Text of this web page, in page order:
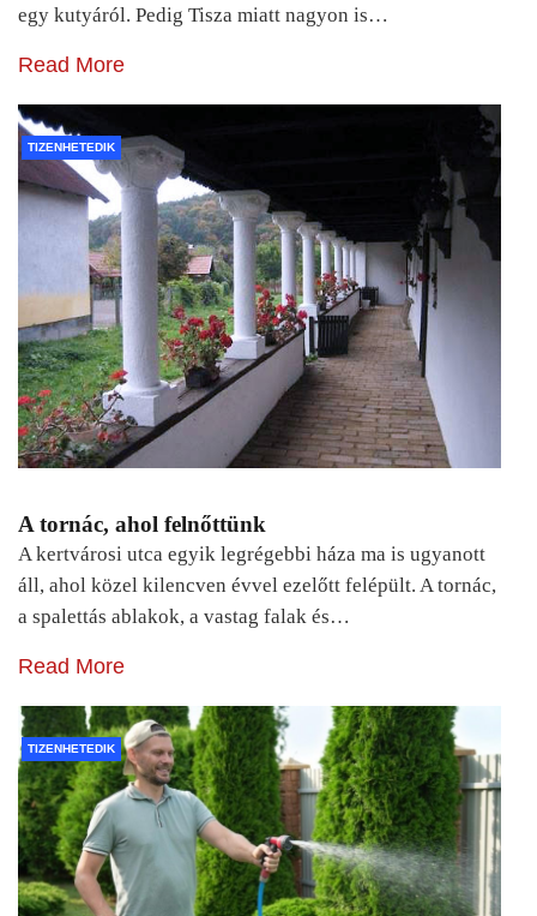
egy kutyáról. Pedig Tisza miatt nagyon is…
Read More
TIZENHETEDIK
A tornác, ahol felnőttünk
A kertvárosi utca egyik legrégebbi háza ma is ugyanott
áll, ahol közel kilencven évvel ezelőtt felépült. A tornác,
a spalettás ablakok, a vastag falak és…
Read More
TIZENHETEDIK